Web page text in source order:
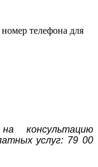
телефона для
консультацию
услуг: 79 00